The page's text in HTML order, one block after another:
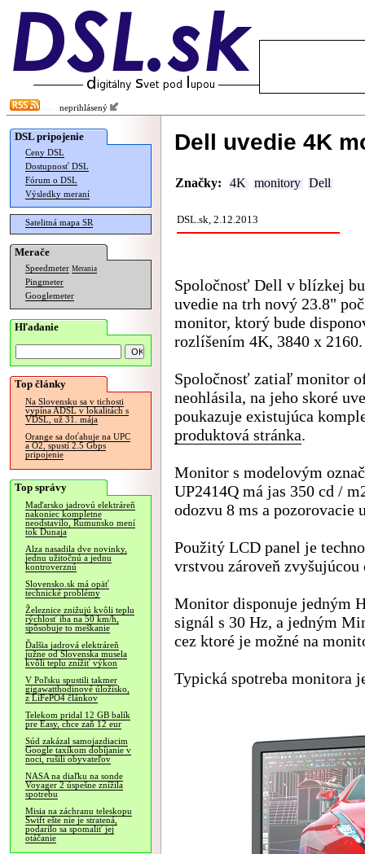
neprihlásený
DSL pripojenie
Ceny DSL
Dostupnosť DSL
Fórum o DSL
Výsledky meraní
Satelitná mapa SR
Merače
Speedmeter Merania
Pingmeter
Googlemeter
Hľadanie
Top články
Na Slovensku sa v tichosti
vypína ADSL v lokalitách s
VDSL, už 31. mája
Orange sa doťahuje na UPC
a O2, spustí 2.5 Gbps
pripojenie
Top správy
Maďarsko jadrovú elektráreň
nakoniec kompletne
neodstavilo, Rumunsko mení
tok Dunaja
Alza nasadila dve novinky,
jednu užitočnú a jednu
kontroverznú
Slovensko.sk má opäť
technické problémy
Železnice znižujú kvôli teplu
rýchlosť iba na 50 km/h,
spôsobuje to meškanie
Ďalšia jadrová elektráreň
južne od Slovenska musela
kvôli teplu znížiť výkon
V Poľsku spustili takmer
gigawatthodinové úložisko,
z LiFePO4 článkov
Telekom pridal 12 GB balík
pre Easy, chce zaň 12 eur
Súd zakázal samojazdiacim
Google taxíkom dobíjanie v
noci, rušili obyvateľov
NASA na diaľku na sonde
Voyager 2 úspešne znížila
spotrebu
Misia na záchranu teleskopu
Swift ešte nie je stratená,
podarilo sa spomaliť jej
otáčanie
Dell uvedie 4K
Značky: 4K monitory Dell
DSL.sk, 2.12.2013
Spoločnosť Dell v blízkej
uvedie na trh nový 23.8"
monitor, ktorý bude
rozlíšením 4K, 3840 x 2160.
Spoločnosť zatiaľ monitor
neohlásila, na jeho skoré
poukazuje existujúca
produktová stránka.
Monitor s modelovým
UP2414Q má jas 350 cd /
odozvu 8 ms a pozorovacie
Použitý LCD panel je
vrstvou zároveň
Monitor disponuje jedným
signál s 30 Hz, a jedným
cez ktoré je možné na
Typická spotreba monitora